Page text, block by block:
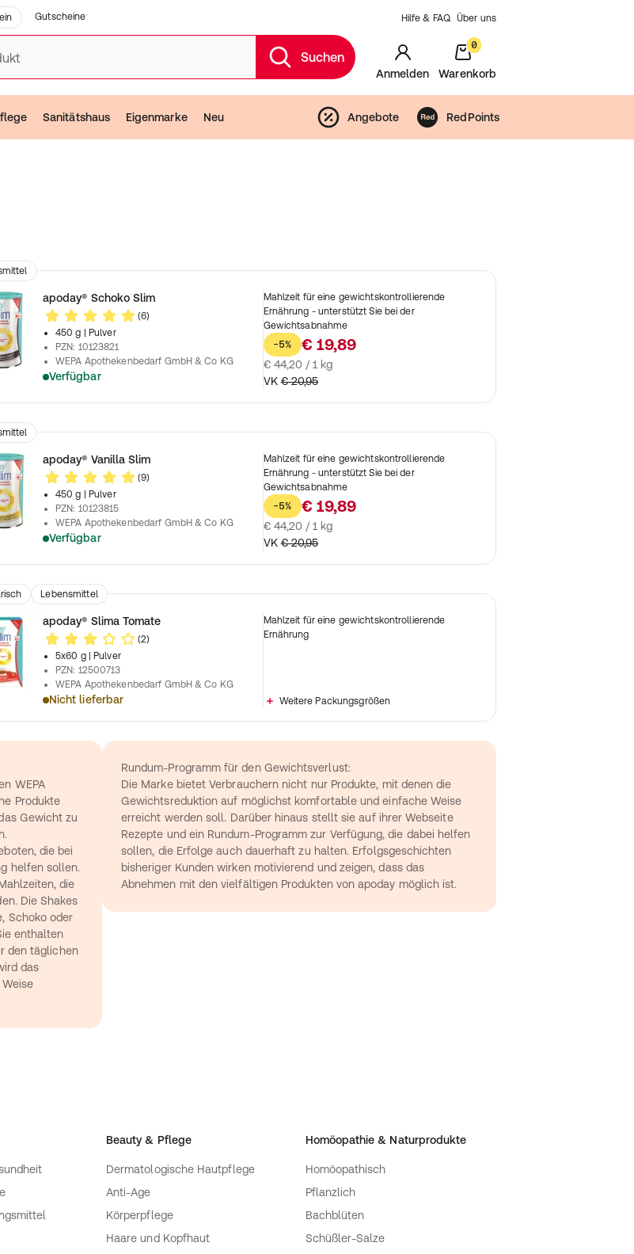
Gutscheine Hilfe & FAQ Über uns
Suchen
Anmelden
0
Warenkorb
Sanitätshaus Eigenmarke Neu Angebote RedPoints
apoday® Schoko Slim
(6)
450 g
| Pulver
PZN: 10123821
WEPA Apothekenbedarf GmbH & Co KG
Verfügbar
Mahlzeit für eine gewichtskontrollierende
Ernährung - unterstützt Sie bei der
Gewichtsabnahme
-5%
€ 19,89
€ 44,20 / 1 kg
VK € 20,95
apoday® Vanilla Slim
(9)
450 g
| Pulver
PZN: 10123815
WEPA Apothekenbedarf GmbH & Co KG
Verfügbar
Mahlzeit für eine gewichtskontrollierende
Ernährung - unterstützt Sie bei der
Gewichtsabnahme
-5%
€ 19,89
€ 44,20 / 1 kg
VK € 20,95
Lebensmittel
apoday® Slima Tomate
(2)
5x60 g
| Pulver
PZN: 12500713
WEPA Apothekenbedarf GmbH & Co KG
Nicht lieferbar
Mahlzeit für eine gewichtskontrollierende
Ernährung
Weitere Packungsgrößen
WEPA
Produkte
Gewicht zu
die bei
helfen sollen.
die
Die Shakes
Schoko oder
enthalten
den täglichen
das
Rundum-Programm für den Gewichtsverlust:
Die Marke bietet Verbrauchern nicht nur Produkte, mit denen die
Gewichtsreduktion auf möglichst komfortable und einfache Weise
erreicht werden soll. Darüber hinaus stellt sie auf ihrer Webseite
Rezepte und ein Rundum-Programm zur Verfügung, die dabei helfen
sollen, die Erfolge auch dauerhaft zu halten. Erfolgsgeschichten
bisheriger Kunden wirken motivierend und zeigen, dass das
Abnehmen mit den vielfältigen Produkten von apoday möglich ist.
Beauty & Pflege
Dermatologische Hautpflege
Anti-Age
Körperpflege
Haare und Kopfhaut
Homöopathie & Naturprodukte
Homöopathisch
Pflanzlich
Bachblüten
Schüßler-Salze